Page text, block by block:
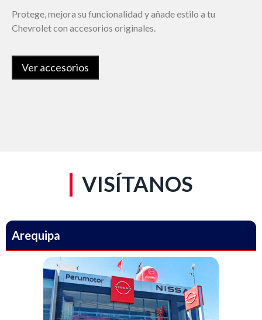
Protege, mejora su funcionalidad y añade estilo a tu
Chevrolet con accesorios originales.
Ver accesorios
VISÍTANOS
Arequipa